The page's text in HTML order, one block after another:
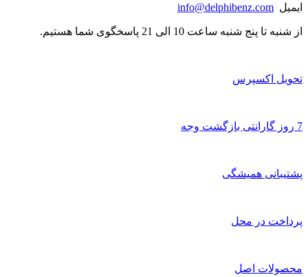
ایمیل info@delphibenz.com
از شنبه تا پنج شنبه ساعت 10 الی 21 پاسخگوی شما هستیم.
تحویل اکسپرس
7 روز گارانتی بازگشت وجه
پشتیبانی همیشگی
پرداخت در محل
محصولات اصل